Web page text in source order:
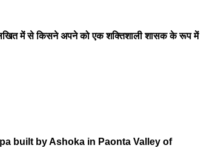
में से किसने अपने को एक शक्तिशाली शासक के रूप में
built by Ashoka in Paonta Valley of